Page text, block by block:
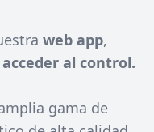
web app,
al control.
gama de